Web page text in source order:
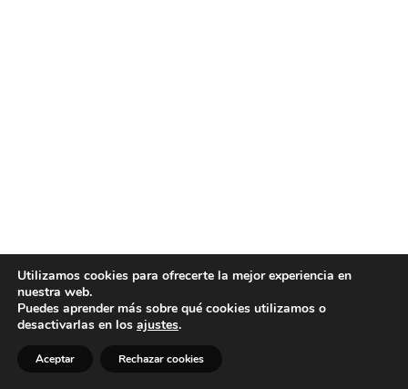
Utilizamos cookies para ofrecerte la mejor experiencia en
nuestra web.
Puedes aprender más sobre qué cookies utilizamos o
desactivarlas en los ajustes.
Aceptar Rechazar cookies